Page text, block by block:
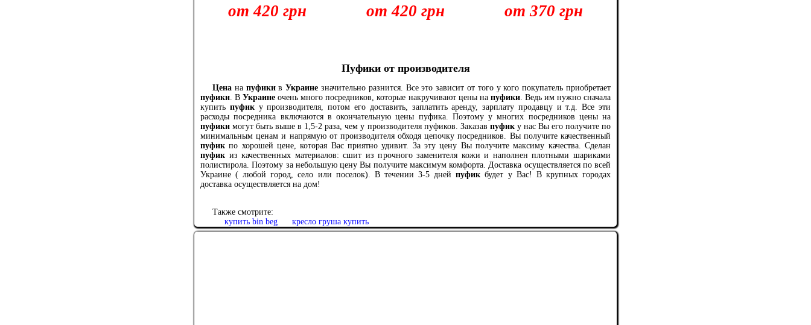
Пуфики от производителя
Цена на пуфикивУкраине значительно разнится. Все это зависит от того у кого покупатель приобретает
пуфики. ВУкраине очень много посредников, которые накручивают цены на пуфики. Ведь им нужно сначала
купить пуфику производителя, потом его доставить, заплатить аренду, зарплату продавцу и т.д. Все эти
расходы посредника включаются в окончательную цены пуфика. Поэтому у многих посредников цены на
пуфики могут быть выше в 1,5-2 раза, чем у производителя пуфиков. Заказав пуфику нас Вы его получите по
минимальным ценам и напрямую от производителя обходя цепочку посредников. Вы получите качественный
пуфик по хорошей цене, которая Вас приятно удивит. За эту цену Вы получите максиму качества. Сделан
пуфик из качественных материалов: сшит из прочного заменителя кожи и наполнен плотными шариками
полистирола. Поэтому за небольшую цену Вы получите максимум комфорта. Доставка осуществляется по всей
Украине ( любой город, село или поселок). В течении 3-5 днейпуфик будет у Вас! В крупных городах
доставка осуществляется на дом!
Также смотрите:
купить bin beg
кресло груша купить
от 420 грн от 420 грн от 370 грн